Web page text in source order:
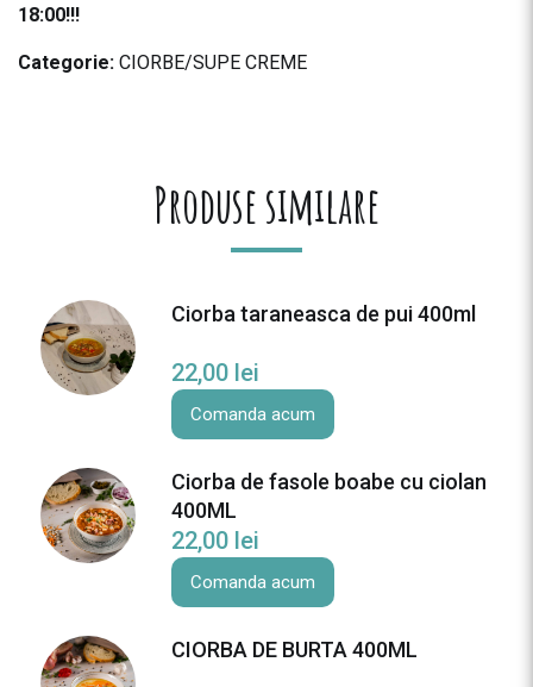
18:00!!!
Categorie: CIORBE/SUPE CREME
Produse similare
Ciorba taraneasca de pui 400ml
22,00 lei
Comanda acum
Ciorba de fasole boabe cu ciolan
400ML
22,00 lei
Comanda acum
CIORBA DE BURTA 400ML